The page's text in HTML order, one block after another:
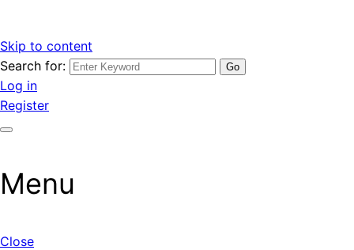
Skip to content
รับจ้างโพสต์ขายบ้านราคาถูก รับโพสต์ลงเว็บขายบ้าน ที่ดิน อสัง
หา โพสต์คุณภาพ ราคาคุ้มค่า แตกต่างกว่า
เว็บไซต์ รับจ้างโพสต์ขายบ้านราคาถูก อสังหา ทีดิน โพสต์ลงเว็บ
ขายบ้าน รับโพสต์ที่ดิน อสังหา เน้นผลงาน รับรองคุณภาพ ติดกู
เกิ้ลหน้าแรกทุกโพสต์ได้จริง ที่เดียวในไทย
Search for:
Log in
Register
Menu
Close